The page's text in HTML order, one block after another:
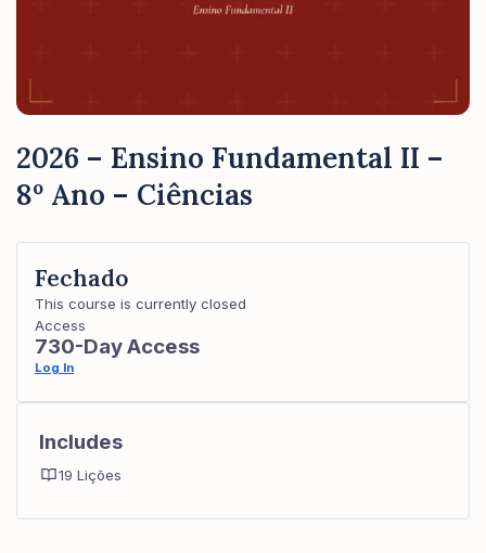
2026 – Ensino Fundamental II –
8º Ano – Ciências
Fechado
This course is currently closed
Access
730-Day Access
Log In
Includes
19 Lições